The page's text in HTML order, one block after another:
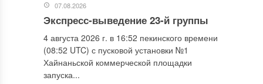
07.08.2026
Экспресс-выведение 23-й группы
4 августа 2026 г. в 16:52 пекинского времени
(08:52 UTC) с пусковой установки №1
Хайнаньской коммерческой площадки
запуска...